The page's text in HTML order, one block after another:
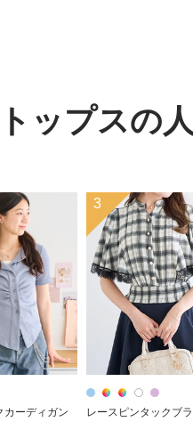
トップスの
カーディガン
3
レースピンタックブ